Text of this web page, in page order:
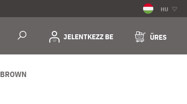
HU
JELENTKEZZ BE ÜRES